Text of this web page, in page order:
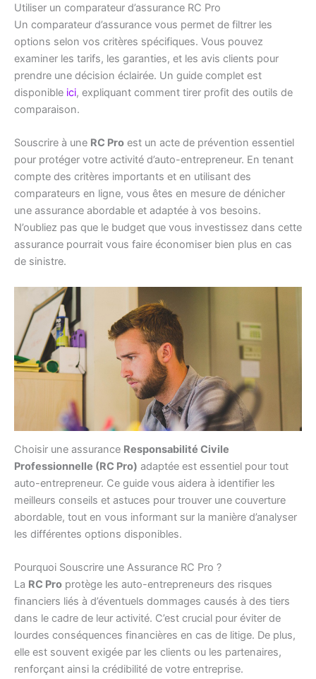
Utiliser un comparateur d’assurance RC Pro
Un comparateur d’assurance vous permet de filtrer les
options selon vos critères spécifiques. Vous pouvez
examiner les tarifs, les garanties, et les avis clients pour
prendre une décision éclairée. Un guide complet est
disponible ici, expliquant comment tirer profit des outils de
comparaison.
Souscrire à une RC Pro est un acte de prévention essentiel
pour protéger votre activité d’auto-entrepreneur. En tenant
compte des critères importants et en utilisant des
comparateurs en ligne, vous êtes en mesure de dénicher
une assurance abordable et adaptée à vos besoins.
N’oubliez pas que le budget que vous investissez dans cette
assurance pourrait vous faire économiser bien plus en cas
de sinistre.
Choisir une assurance Responsabilité Civile
Professionnelle (RC Pro) adaptée est essentiel pour tout
auto-entrepreneur. Ce guide vous aidera à identifier les
meilleurs conseils et astuces pour trouver une couverture
abordable, tout en vous informant sur la manière d’analyser
les différentes options disponibles.
Pourquoi Souscrire une Assurance RC Pro ?
La RC Pro protège les auto-entrepreneurs des risques
financiers liés à d’éventuels dommages causés à des tiers
dans le cadre de leur activité. C’est crucial pour éviter de
lourdes conséquences financières en cas de litige. De plus,
elle est souvent exigée par les clients ou les partenaires,
renforçant ainsi la crédibilité de votre entreprise.